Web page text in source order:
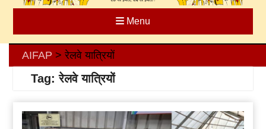
Menu
AIFAP > रेलवे यात्रियों
Tag:रेलवे यात्रियों